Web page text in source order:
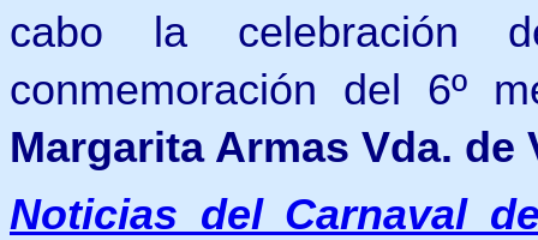
cabo la celebración
conmemoración del 6º
Margarita Armas Vda. de
Noticias del Carnaval